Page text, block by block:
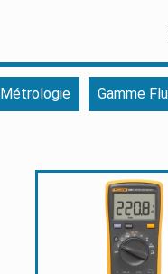
Métrologie Gamme